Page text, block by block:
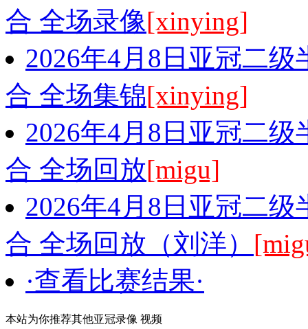
合 全场录像[xinying]
2026年4月8日亚冠二
合 全场集锦[xinying]
2026年4月8日亚冠二
合 全场回放[migu]
2026年4月8日亚冠二
合 全场回放（刘洋）
·查看比赛结果·
本站为你推荐其他亚冠录像 视频